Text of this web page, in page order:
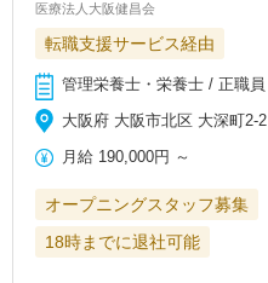
医療法人大阪健昌会
転職支援サービス経由
管理栄養士・栄養士 / 正職員
大阪府 大阪市北区 大深町2-2
月給 190,000円 ～
オープニングスタッフ募集
18時までに退社可能